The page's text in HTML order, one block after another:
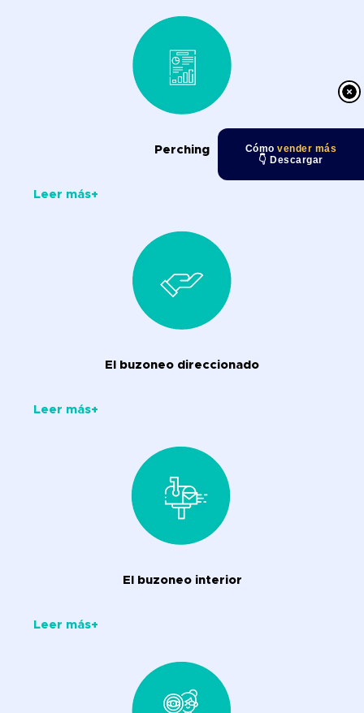
Cómovender más
👇 Descargar
Perching
Leer más+
El buzoneo direccionado
Leer más+
El buzoneo interior
Leer más+